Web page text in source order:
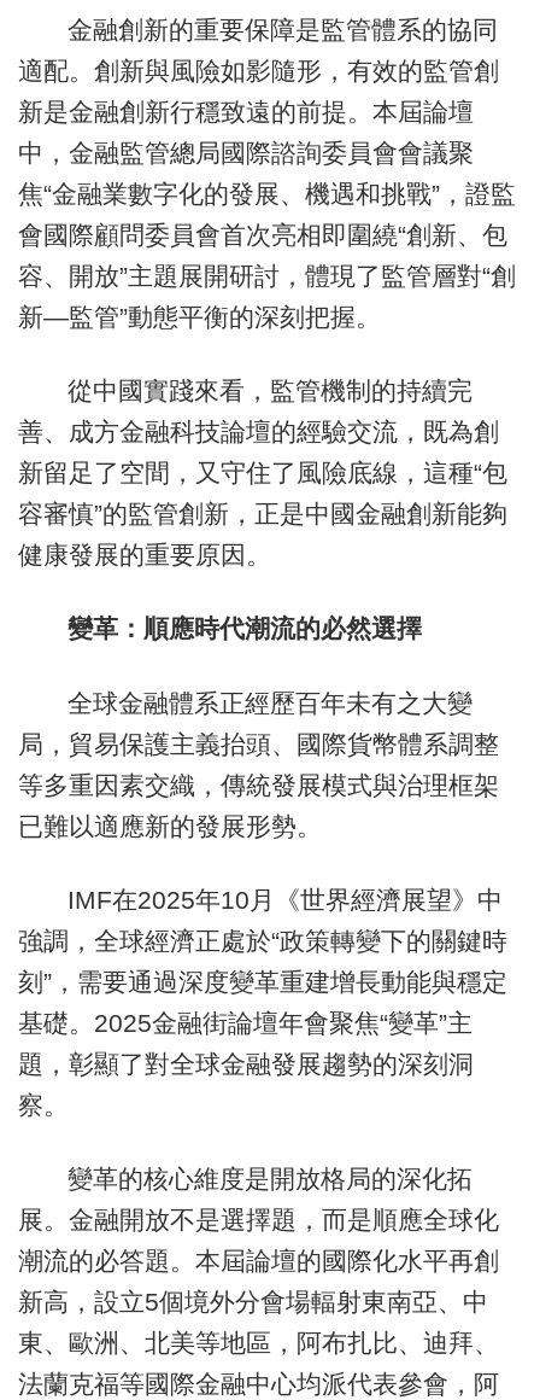
金融創新的重要保障是監管體系的協同
適配。創新與風險如影隨形，有效的監管創
新是金融創新行穩致遠的前提。本屆論壇
中，金融監管總局國際諮詢委員會會議聚
焦“金融業數字化的發展、機遇和挑戰”，證監
會國際顧問委員會首次亮相即圍繞“創新、包
容、開放”主題展開研討，體現了監管層對“創
新—監管”動態平衡的深刻把握。
從中國實踐來看，監管機制的持續完
善、成方金融科技論壇的經驗交流，既為創
新留足了空間，又守住了風險底線，這種“包
容審慎”的監管創新，正是中國金融創新能夠
健康發展的重要原因。
變革：順應時代潮流的必然選擇
全球金融體系正經歷百年未有之大變
局，貿易保護主義抬頭、國際貨幣體系調整
等多重因素交織，傳統發展模式與治理框架
已難以適應新的發展形勢。
IMF在2025年10月《世界經濟展望》中
強調，全球經濟正處於“政策轉變下的關鍵時
刻”，需要通過深度變革重建增長動能與穩定
基礎。2025金融街論壇年會聚焦“變革”主
題，彰顯了對全球金融發展趨勢的深刻洞
察。
變革的核心維度是開放格局的深化拓
展。金融開放不是選擇題，而是順應全球化
潮流的必答題。本屆論壇的國際化水平再創
新高，設立5個境外分會場輻射東南亞、中
東、歐洲、北美等地區，阿布扎比、迪拜、
法蘭克福等國際金融中心均派代表參會，阿